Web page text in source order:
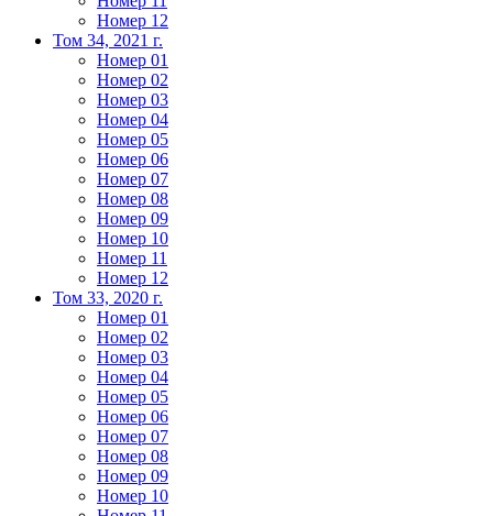
Номер 12
Том 34, 2021 г.
Номер 01
Номер 02
Номер 03
Номер 04
Номер 05
Номер 06
Номер 07
Номер 08
Номер 09
Номер 10
Номер 11
Номер 12
Том 33, 2020 г.
Номер 01
Номер 02
Номер 03
Номер 04
Номер 05
Номер 06
Номер 07
Номер 08
Номер 09
Номер 10